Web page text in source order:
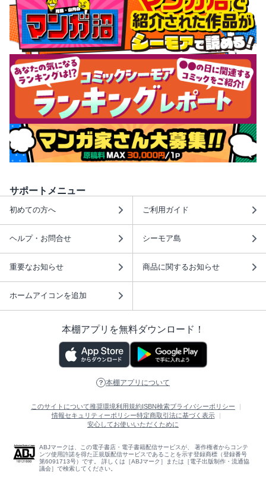
サポートメニュー
初めての方へ ご利用ガイド
ヘルプ・お問合せ シーモア島
重要なお知らせ 商品に関するお知らせ
ホームアイコンを追加
本棚アプリを無料ダウンロード！
本棚アプリについて
このサイトについて推奨環境利用規約 ISBN検索プライバシーポリシー
情報セキュリティーポリシー特定商取引法に基づく表示
安心してお使いいただくために
ABJマークは、この電子書店・電子書籍配信サービスが、 著作権者からコンテ
ンツ使用許諾を得た正規版配信サービスであることを示す登録商標（登録番号
第6091713号）です。 詳しくは［ABJマーク］または［電子出版制作・流通協
議会］で検索してください。